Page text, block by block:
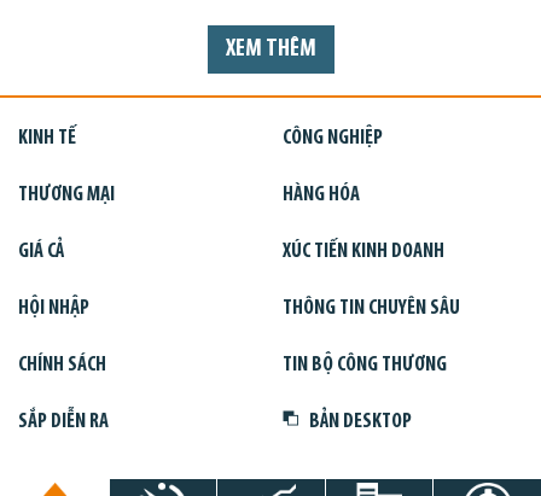
XEM THÊM
KINH TẾ CÔNG NGHIỆP
THƯƠNG MẠI HÀNG HÓA
GIÁ CẢ XÚC TIẾN KINH DOANH
HỘI NHẬP THÔNG TIN CHUYÊN SÂU
CHÍNH SÁCH TIN BỘ CÔNG THƯƠNG
SẮP DIỄN RA BẢN DESKTOP